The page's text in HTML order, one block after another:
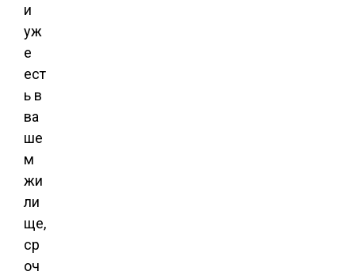
и
уж
е
ест
ь в
ва
ше
м
жи
ли
ще,
ср
оч